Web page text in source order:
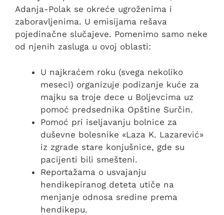
Adanja-Polak se okreće ugroženima i
zaboravljenima. U emisijama rešava
pojedinačne slučajeve. Pomenimo samo neke
od njenih zasluga u ovoj oblasti:
U najkraćem roku (svega nekoliko
meseci) organizuje podizanje kuće za
majku sa troje dece u Boljevcima uz
pomoć predsednika Opštine Surčin.
Pomoć pri iseljavanju bolnice za
duševne bolesnike «Laza K. Lazarević»
iz zgrade stare konjušnice, gde su
pacijenti bili smešteni.
Reportažama o usvajanju
hendikepiranog deteta utiče na
menjanje odnosa sredine prema
hendikepu.